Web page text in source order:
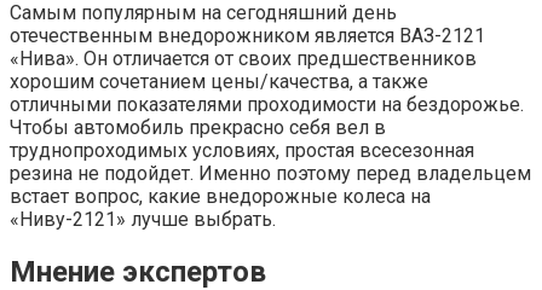
Самым популярным на сегодняшний день
отечественным внедорожником является ВАЗ-2121
«Нива». Он отличается от своих предшественников
хорошим сочетанием цены/качества, а также
отличными показателями проходимости на бездорожье.
Чтобы автомобиль прекрасно себя вел в
труднопроходимых условиях, простая всесезонная
резина не подойдет. Именно поэтому перед владельцем
встает вопрос, какие внедорожные колеса на
«Ниву-2121» лучше выбрать.
Мнение экспертов